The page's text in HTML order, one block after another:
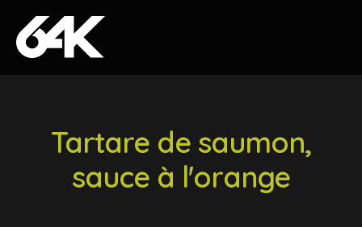
Skip to content
Tartare de saumon,
sauce à l'orange